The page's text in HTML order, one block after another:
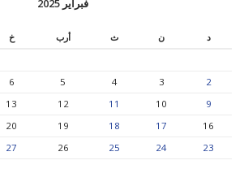
فبراير 2025
د ن ث أرب خ
2
3
4
5
6
9
10
11
12
13
16
17
18
19
20
23
24
25
26
27